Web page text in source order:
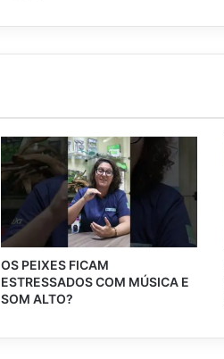
OS PEIXES FICAM
ESTRESSADOS COM MÚSICA E
SOM ALTO?